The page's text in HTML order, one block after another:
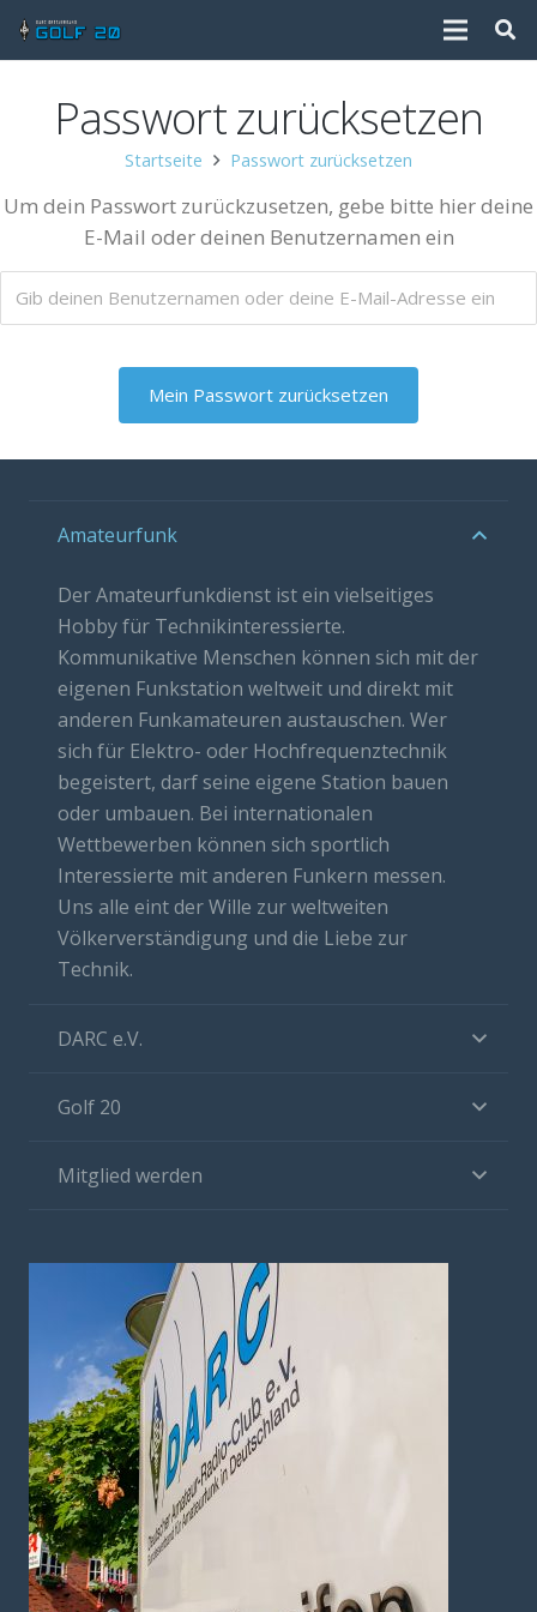
Passwort zurücksetzen
Startseite Passwort zurücksetzen
Um dein Passwort zurückzusetzen, gebe bitte hier deine
E-Mail oder deinen Benutzernamen ein
Amateurfunk
Der Amateurfunkdienst ist ein vielseitiges
Hobby für Technikinteressierte.
Kommunikative Menschen können sich mit der
eigenen Funkstation weltweit und direkt mit
anderen Funkamateuren austauschen. Wer
sich für Elektro- oder Hochfrequenztechnik
begeistert, darf seine eigene Station bauen
oder umbauen. Bei internationalen
Wettbewerben können sich sportlich
Interessierte mit anderen Funkern messen.
Uns alle eint der Wille zur weltweiten
Völkerverständigung und die Liebe zur
Technik.
DARC e.V.
Golf 20
Mitglied werden